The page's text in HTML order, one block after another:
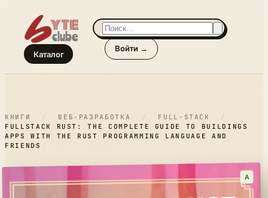
Каталог
Войти →
КНИГИ / ВЕБ-РАЗРАБОТКА / FULL-STACK
/
FULLSTACK RUST: THE COMPLETE GUIDE TO BUILDINGS
APPS WITH THE RUST PROGRAMMING LANGUAGE AND
FRIENDS
A